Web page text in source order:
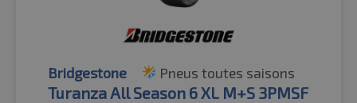
Bridgestone Pneus toutes saisons
Turanza All Season 6 XL M+S 3PMSF